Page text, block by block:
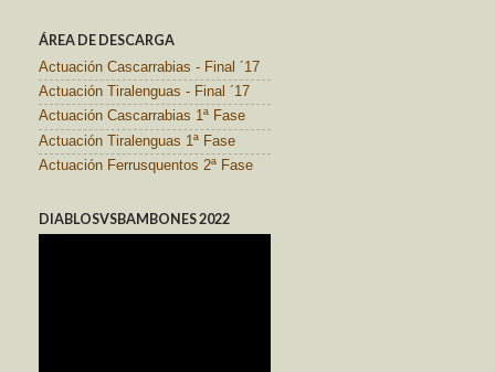
ÁREA DE DESCARGA
Actuación Cascarrabias - Final ´17
Actuación Tiralenguas - Final ´17
Actuación Cascarrabias 1ª Fase
Actuación Tiralenguas 1ª Fase
Actuación Ferrusquentos 2ª Fase
DIABLOSVSBAMBONES 2022